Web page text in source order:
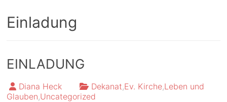
Einladung
EINLADUNG
Diana Heck Dekanat,Ev. Kirche,Leben und
Glauben,Uncategorized